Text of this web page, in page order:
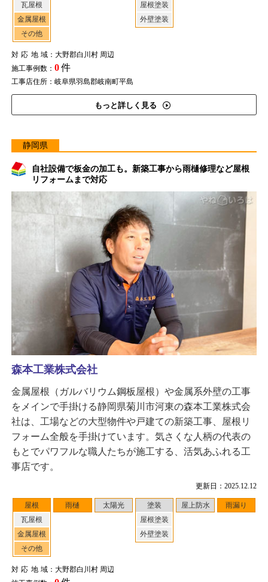
瓦屋根
金属屋根
その他
屋根塗装
外壁塗装
対応地域：大野郡白川村 周辺
施工事例数： 0件
工事店住所：岐阜県羽島郡岐南町平島
もっと詳しく見る
静岡県
自社設備で板金の加工も。新築工事から雨樋修理など屋根
リフォームまで対応
更新日：2025.12.12
屋根
瓦屋根
金属屋根
その他
雨樋 太陽光
塗装
屋根塗装
外壁塗装
屋上防水 雨漏り
対応地域：大野郡白川村 周辺
森本工業株式会社
金属屋根（ガルバリウム鋼板屋根）や金属系外壁の工事
をメインで手掛ける静岡県菊川市河東の森本工業株式会
社は、工場などの大型物件や戸建ての新築工事、屋根リ
フォーム全般を手掛けています。気さくな人柄の代表の
もとでパワフルな職人たちが施工する、活気あふれる工
事店です。